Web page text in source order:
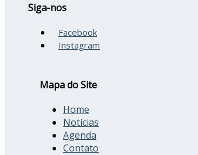
Siga-nos
Facebook
Instagram
Mapa do Site
Home
Noticias
Agenda
Contato